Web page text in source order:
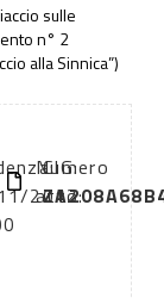
sulle
n° 2
alla Sinnica”)
2012
Numero
atto:
CIG: